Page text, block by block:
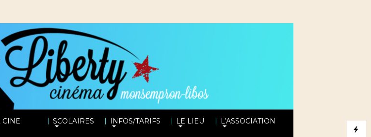
CINE
| SCOLAIRES | INFOS/TARIFS | LE LIEU | L’ASSOCIATION